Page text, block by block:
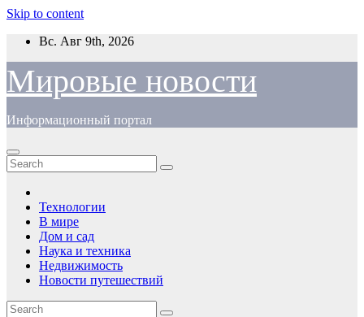
Skip to content
Вс. Авг 9th, 2026
Мировые новости
Информационный портал
Технологии
В мире
Дом и сад
Наука и техника
Недвижимость
Новости путешествий